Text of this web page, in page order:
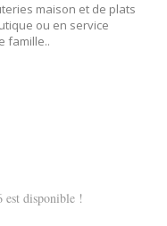
maison et de plats
ou en service
famille..
est disponible !